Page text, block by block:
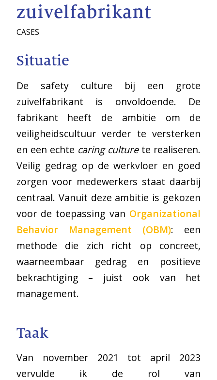
zuivelfabrikant
CASES
Situatie
De safety culture bij een grote
zuivelfabrikant is onvoldoende. De
fabrikant heeft de ambitie om de
veiligheidscultuur verder te versterken
en een echte caring culturete realiseren.
Veilig gedrag op de werkvloer en goed
zorgen voor medewerkers staat daarbij
centraal. Vanuit deze ambitie is gekozen
voor de toepassing van Organizational
Behavior Management (OBM): een
methode die zich richt op concreet,
waarneembaar gedrag en positieve
bekrachtiging – juist ook van het
management.
Taak
Van november 2021 tot april 2023
vervulde ik de rol van